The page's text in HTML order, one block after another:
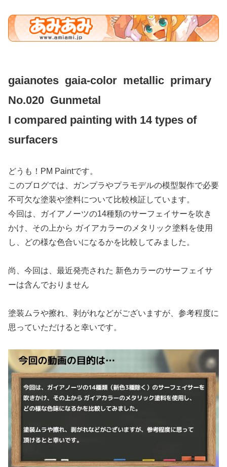
gaianotes gaia-color metallic primary
No.020 Gunmetal
I compared painting with 14 types of
surfacers
どうも！PM Paintです。
このブログでは、ガンプラやプラモデルの模型製作で必要
不可欠な塗装や塗料について比較検証しています。
今回は、ガイアノーツの14種類のサーフェイサーを吹き
かけ、その上から ガイアカラーのメタリック塗料を使用
し、どの様な色合いになるかを比較してみました。
尚、今回は、最近発売された 新色カラーのサーフェイサ
ーは含んでおりません
塗装ムラや擦れ、剥がれなどがございますが、参考程度に
思っていただけると幸いです。